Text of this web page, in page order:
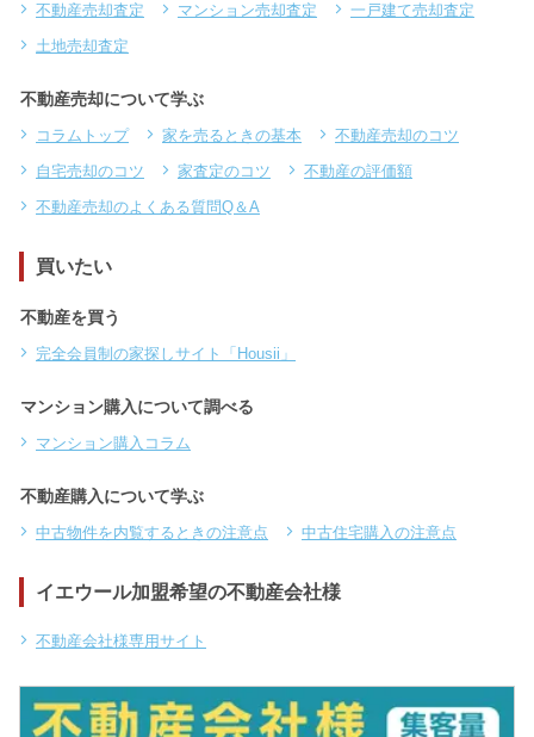
不動産売却査定 マンション売却査定
一戸建て売却査定
土地売却査定
不動産売却について学ぶ
コラムトップ 家を売るときの基本
不動産売却のコツ
自宅売却のコツ
家査定のコツ
不動産の評価額
不動産売却のよくある質問Q＆A
買いたい
不動産を買う
完全会員制の家探しサイト「Housii」
マンション購入について調べる
マンション購入コラム
不動産購入について学ぶ
中古物件を内覧するときの注意点 中古住宅購入の注意点
イエウール加盟希望の不動産会社様
不動産会社様専用サイト